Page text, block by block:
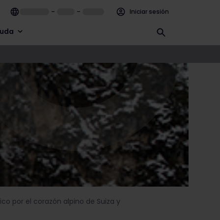
– – Iniciar sesión
por el corazón alpino de Suiza y